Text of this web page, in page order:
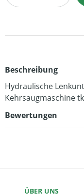
Beschreibung
Hydraulische
Kehrsaugmaschine
Bewertungen
ÜBER UNS